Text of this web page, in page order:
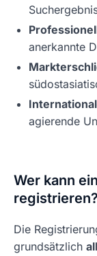
anerkannte
agierende
Wer kann
registrieren?
Die
grundsätzlich